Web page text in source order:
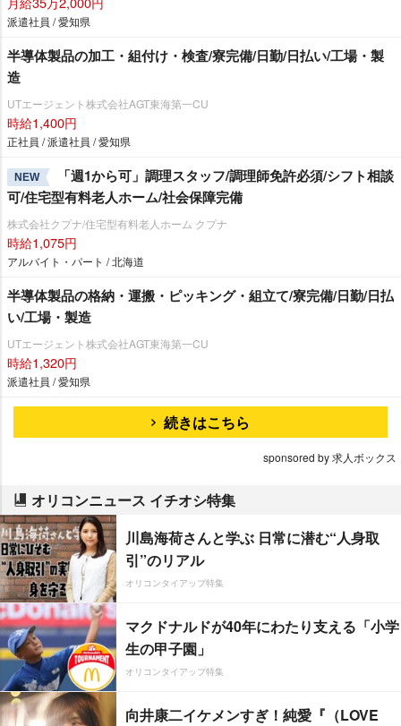
派遣社員 / 愛知県
半導体製品の加工・組付け・検査/寮完備/日勤/日払い/工場・製
造
UTエージェント株式会社AGT東海第一CU
時給1,400円
正社員 / 派遣社員 / 愛知県
NEW
「週1から可」調理スタッフ/調理師免許必須/シフト相談
可/住宅型有料老人ホーム/社会保障完備
株式会社クプナ/住宅型有料老人ホーム クプナ
時給1,075円
アルバイト・パート / 北海道
半導体製品の格納・運搬・ピッキング・組立て/寮完備/日勤/日払
い/工場・製造
UTエージェント株式会社AGT東海第一CU
時給1,320円
派遣社員 / 愛知県
続きはこちら
sponsored by 求人ボックス
オリコンニュース イチオシ特集
川島海荷さんと学ぶ 日常に潜む“人身取
引”のリアル
オリコンタイアップ特集
マクドナルドが40年にわたり支える「小学
生の甲子園」
オリコンタイアップ特集
向井康二イケメンすぎ！純愛『（LOVE